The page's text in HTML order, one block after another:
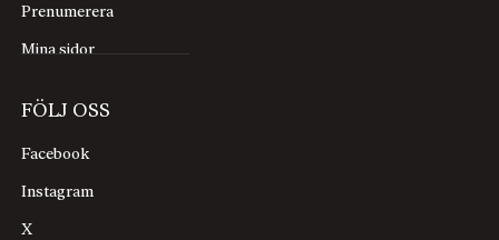
Prenumerera
Mina sidor
FÖLJ OSS
Facebook
Instagram
X